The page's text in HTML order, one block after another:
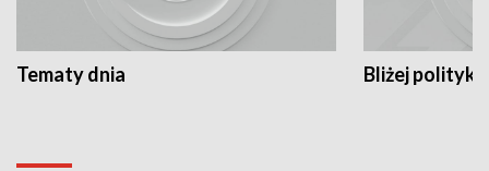
Tematy dnia Bliżej polityki